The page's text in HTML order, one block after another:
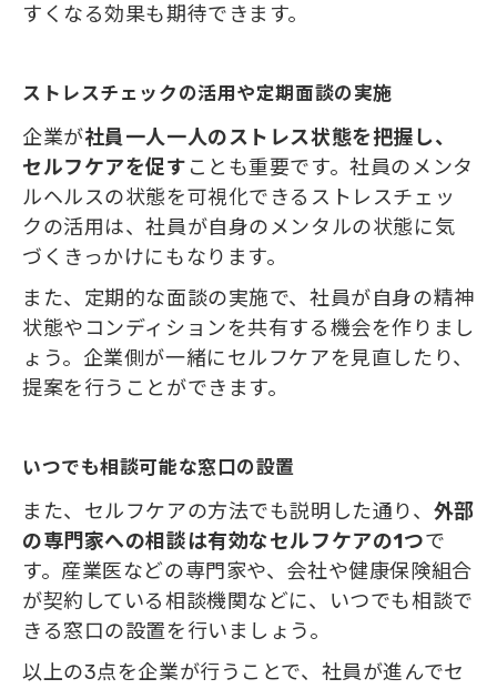
すくなる効果も期待できます。
ストレスチェックの活用や定期面談の実施
企業が社員一人一人のストレス状態を把握し、
セルフケアを促す ことも重要です。社員のメンタ
ルヘルスの状態を可視化できるストレスチェッ
クの活用は、社員が自身のメンタルの状態に気
づくきっかけにもなります。
また、定期的な面談の実施で、社員が自身の精神
状態やコンディションを共有する機会を作りまし
ょう。企業側が一緒にセルフケアを見直したり、
提案を行うことができます。
いつでも相談可能な窓口の設置
また、セルフケアの方法でも説明した通り、 外部
の専門家への相談は有効なセルフケアの1つで
す。産業医などの専門家や、会社や健康保険組合
が契約している相談機関などに、いつでも相談で
きる窓口の設置を行いましょう。
以上の3点を企業が行うことで、社員が進んでセ